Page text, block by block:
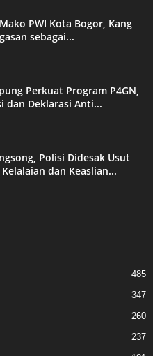
PWI Kota Bogor, Kang
sebagai...
Perkuat Program P4GN,
dan Deklarasi Anti...
Polisi Didesak Usut
dan Keaslian...
485
347
260
237